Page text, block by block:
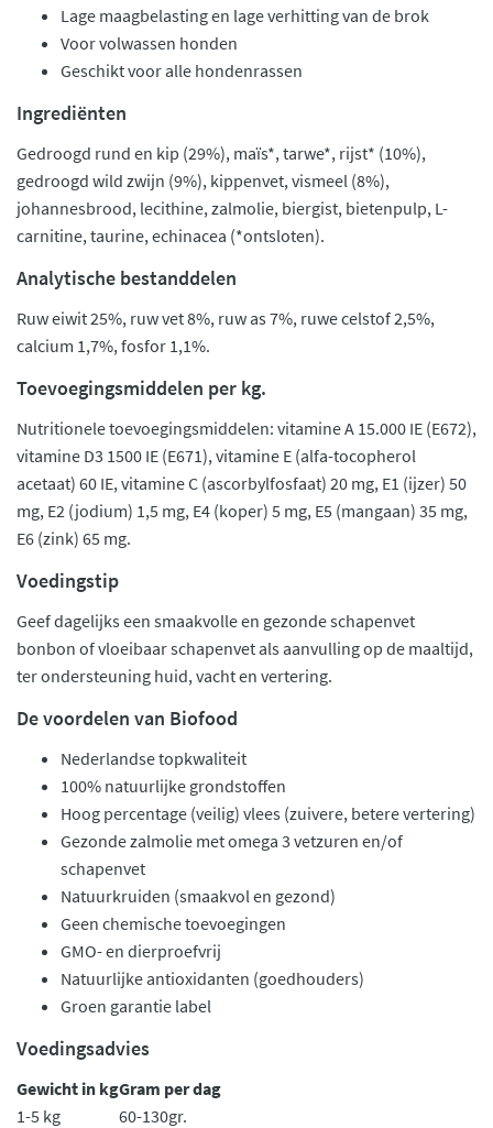
Lage maagbelasting en lage verhitting van de brok
Voor volwassen honden
Geschikt voor alle hondenrassen
Ingrediënten
Gedroogd rund en kip (29%), maïs*, tarwe*, rijst* (10%),
gedroogd wild zwijn (9%), kippenvet, vismeel (8%),
johannesbrood, lecithine, zalmolie, biergist, bietenpulp, L-
carnitine, taurine, echinacea (*ontsloten).
Analytische bestanddelen
Ruw eiwit 25%, ruw vet 8%, ruw as 7%, ruwe celstof 2,5%,
calcium 1,7%, fosfor 1,1%.
Toevoegingsmiddelen per kg.
Nutritionele toevoegingsmiddelen: vitamine A 15.000 IE (E672),
vitamine D3 1500 IE (E671), vitamine E (alfa-tocopherol
acetaat) 60 IE, vitamine C (ascorbylfosfaat) 20 mg, E1 (ijzer) 50
mg, E2 (jodium) 1,5 mg, E4 (koper) 5 mg, E5 (mangaan) 35 mg,
E6 (zink) 65 mg.
Voedingstip
Geef dagelijks een smaakvolle en gezonde schapenvet
bonbon of vloeibaar schapenvet als aanvulling op de maaltijd,
ter ondersteuning huid, vacht en vertering.
De voordelen van Biofood
Nederlandse topkwaliteit
100% natuurlijke grondstoffen
Hoog percentage (veilig) vlees (zuivere, betere vertering)
Gezonde zalmolie met omega 3 vetzuren en/of
schapenvet
Natuurkruiden (smaakvol en gezond)
Geen chemische toevoegingen
GMO- en dierproefvrij
Natuurlijke antioxidanten (goedhouders)
Groen garantie label
Voedingsadvies
Gewicht in kgGram per dag
1-5 kg
60-130gr.